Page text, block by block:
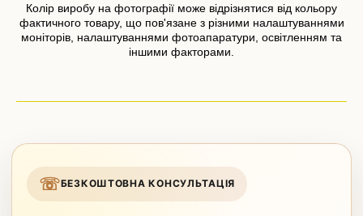
Колір виробу на фотографії може відрізнятися від кольору
фактичного товару, що пов'язане з різними налаштуваннями
моніторів, налаштуваннями фотоапаратури, освітленням та
іншими факторами.
☏БЕЗКОШТОВНА КОНСУЛЬТАЦІЯ